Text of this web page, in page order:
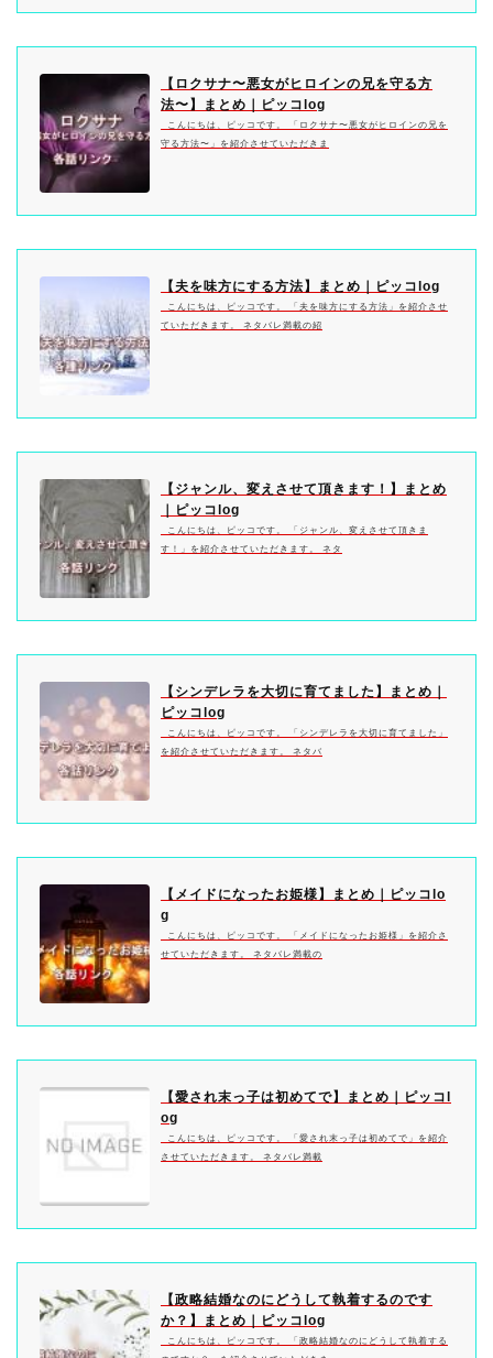
【ロクサナ〜悪女がヒロインの兄を守る方
法〜】まとめ｜ピッコlog
こんにちは、ピッコです。 「ロクサナ〜悪女がヒロインの兄を
守る方法〜」を紹介させていただきま
【夫を味方にする方法】まとめ｜ピッコlog
こんにちは、ピッコです。 「夫を味方にする方法」を紹介させ
ていただきます。 ネタバレ満載の紹
【ジャンル、変えさせて頂きます！】まとめ
｜ピッコlog
こんにちは、ピッコです。 「ジャンル、変えさせて頂きま
す！」を紹介させていただきます。 ネタ
【シンデレラを大切に育てました】まとめ｜
ピッコlog
こんにちは、ピッコです。 「シンデレラを大切に育てました」
を紹介させていただきます。 ネタバ
【メイドになったお姫様】まとめ｜ピッコlo
g
こんにちは、ピッコです。 「メイドになったお姫様」を紹介さ
せていただきます。 ネタバレ満載の
【愛され末っ子は初めてで】まとめ｜ピッコl
og
こんにちは、ピッコです。 「愛され末っ子は初めてで」を紹介
させていただきます。 ネタバレ満載
【政略結婚なのにどうして執着するのです
か？】まとめ｜ピッコlog
こんにちは、ピッコです。 「政略結婚なのにどうして執着する